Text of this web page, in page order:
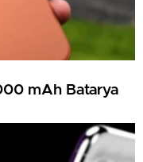
mAh Batarya